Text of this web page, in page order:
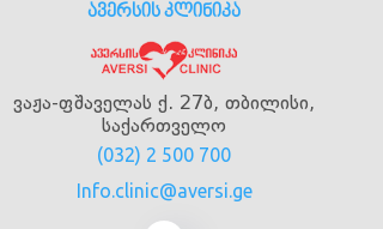
ავერსის კლინიკა
ვაჟა-ფშაველას ქ. 27ბ, თბილისი,
საქართველო
(032) 2 500 700
Info.clinic@aversi.ge